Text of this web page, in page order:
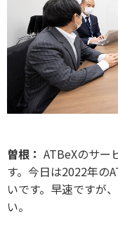
曽根： ATBeXのサー
す。今日は2022年の
いです。早速ですが
い。